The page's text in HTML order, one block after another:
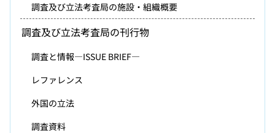
調査及び立法考査局の施設・組織概要
調査及び立法考査局の刊行物
調査と情報―ISSUE BRIEF―
レファレンス
外国の立法
調査資料